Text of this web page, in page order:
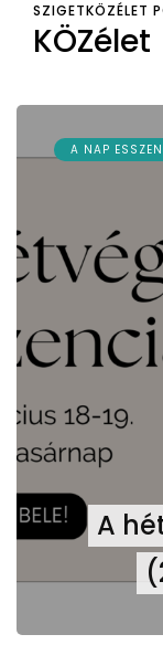
SZIGETKÖZÉLET
KÖZélet
A NAP
A